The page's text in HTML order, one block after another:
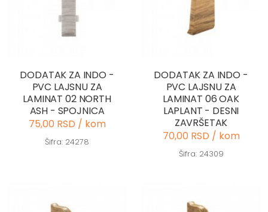
DODATAK ZA INDO -
PVC LAJSNU ZA
LAMINAT 02 NORTH
ASH - SPOJNICA
75,00 RSD / kom
Šifra: 24278
DODATAK ZA INDO -
PVC LAJSNU ZA
LAMINAT 06 OAK
LAPLANT - DESNI
ZAVRŠETAK
70,00 RSD / kom
Šifra: 24309